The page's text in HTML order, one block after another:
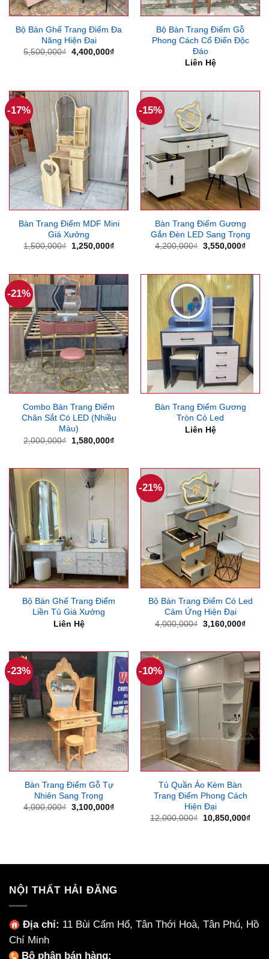
Bộ Bàn Ghế Trang Điểm Đa
Năng Hiện Đại
5,500,000₫ Giá
4,400,000₫Giá
Bộ Bàn Trang Điểm Gỗ
Phong Cách Cổ Điển Độc
Đáo
Liên Hệ
-17%
Bàn Trang Điểm MDF Mini
Giá Xưởng
1,500,000₫
Giá
1,250,000₫Giá
1,250,000₫.
-15%
Bàn Trang Điểm Gương
Gắn Đèn LED Sang Trọng
4,200,000₫ Giá
3,550,000₫Giá
-21%
Combo Bàn Trang Điểm
Chân Sắt Có LED (Nhiều
Màu)
2,000,000₫
Giá
1,580,000₫Giá
1,580,000₫.
Bàn Trang Điểm Gương
Tròn Có Led
Liên Hệ
Bộ Bàn Ghế Trang Điểm
Liền Tủ Giá Xưởng
Liên Hệ
-21%
Bộ Bàn Trang Điểm Có Led
Cảm Ứng Hiện Đại
4,000,000₫ Giá
3,160,000₫Giá
-23%
Bàn Trang Điểm Gỗ Tự
Nhiên Sang Trọng
4,000,000₫ Giá
3,100,000₫Giá
-10%
Tủ Quần Áo Kèm Bàn
Trang Điểm Phong Cách
Hiện Đại
12,000,000₫
Giá
10,850,000₫Giá
NỘI THẤT HẢI ĐĂNG
Địa chỉ: 11 Bùi Cẩm Hổ, Tân Thới Hoà, Tân Phú, Hồ
Chí Minh
Bộ phận bán hàng: